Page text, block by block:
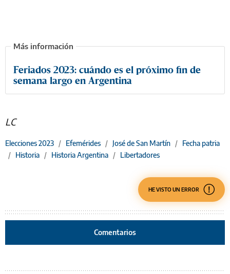
Feriados 2023: cuándo es el próximo fin de
semana largo en Argentina
LC
Elecciones 2023 / Efemérides / José de San Martín /
Fecha patria
/
Historia / Historia Argentina / Libertadores
HE VISTO UN ERROR
Comentarios